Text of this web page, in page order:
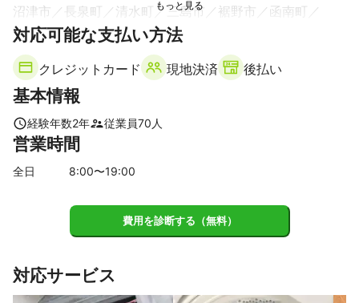
沼津市 長泉町 清水町 三島市 裾野市
函南町
富士市
伊豆の国市 御殿場市
富士宮市
伊東市 西伊豆町
河津町
松崎町 静岡市 下田市
【神奈川県
箱根町 湯河原町 真鶴町
開成町
山北町
秦野市
大磯町
対応可能な支払い方法
クレジットカード 現地決済 後払い
基本情報
経験年数2年 従業員70 人
営業時間
全日 8:00〜19:00
費用を診断する（無料）
対応サービス